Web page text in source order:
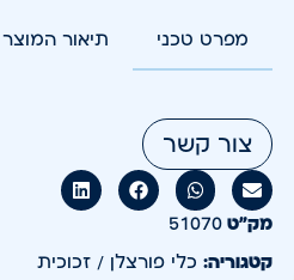
מפרט טכני תיאור המוצר
צור קשר
מק״ט 51070
קטגוריה: כלי פורצלן / זכוכית